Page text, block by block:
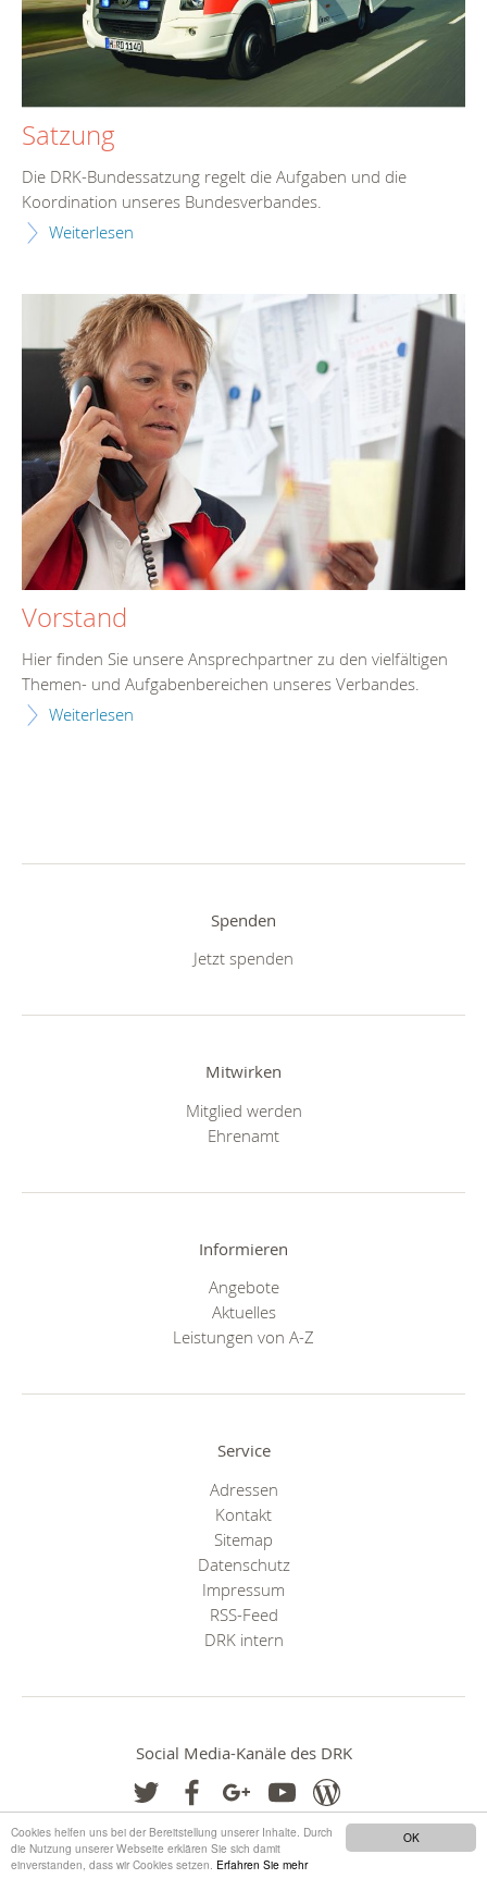
OK
Cookies helfen uns bei der Bereitstellung unserer Inhalte. Durch
die Nutzung unserer Webseite erklären Sie sich damit
einverstanden, dass wir Cookies setzen. Erfahren Sie mehr
Satzung
Die DRK-Bundessatzung regelt die Aufgaben und die
Koordination unseres Bundesverbandes.
Weiterlesen
Vorstand
Hier finden Sie unsere Ansprechpartner zu den vielfältigen
Themen- und Aufgabenbereichen unseres Verbandes.
Weiterlesen
Spenden
Jetzt spenden
Mitwirken
Mitglied werden
Ehrenamt
Informieren
Angebote
Aktuelles
Leistungen von A-Z
Service
Adressen
Kontakt
Sitemap
Datenschutz
Impressum
RSS-Feed
DRK intern
Social Media-Kanäle des DRK